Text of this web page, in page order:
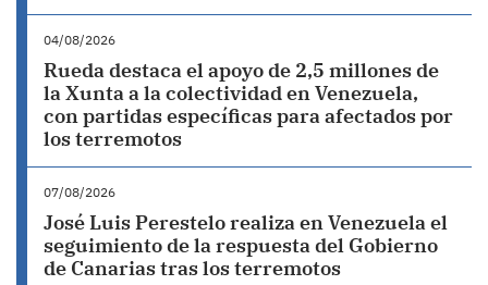
04/08/2026
Rueda destaca el apoyo de 2,5 millones de
la Xunta a la colectividad en Venezuela,
con partidas específicas para afectados por
los terremotos
07/08/2026
José Luis Perestelo realiza en Venezuela el
seguimiento de la respuesta del Gobierno
de Canarias tras los terremotos